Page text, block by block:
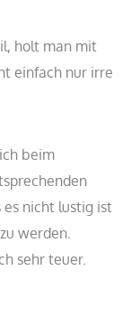
holt man mit
einfach nur irre
beim
nicht lustig ist
werden.
sehr teuer.